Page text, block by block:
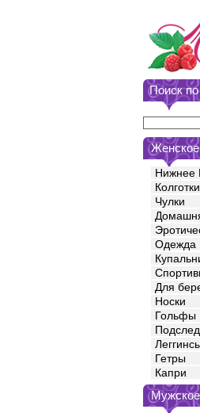
Поиск
Женское
Нижнее
Колготки
Чулки
Одежда
Для
Носки
Гольфы
Гетры
Капри
Мужское